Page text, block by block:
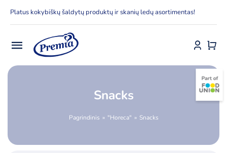
Platus kokybiškų šaldytų produktų ir skanių ledų asortimentas!
Toggle
Navigation
Snacks
Pagrindinis "Horeca" Snacks